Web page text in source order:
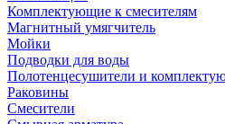
Комплектующие к смесителям
Магнитный умягчитель
Мойки
Подводки для воды
Полотенцесушители и
Раковины
Смесители